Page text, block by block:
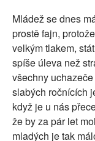
Mládež se dnes
prostě fajn,
velkým tlakem,
spíše úleva než
všechny
slabých ročnících
když je u nás
že by za pár let
mladých je tak